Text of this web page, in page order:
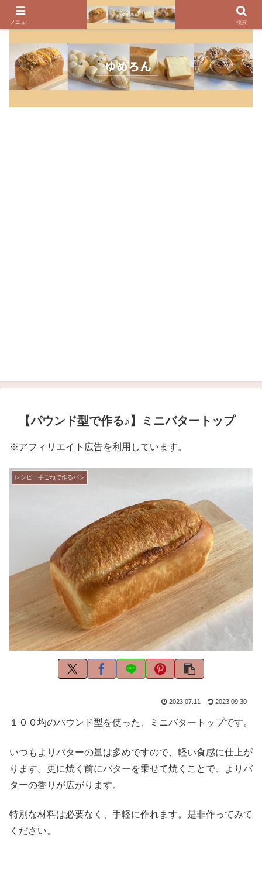
パンのレシピ、パン作りの疑問や美味しく焼けるコツを紹介しています
【パウンド型で作る♪】ミニバタートップ
※アフィリエイト広告を利用しています。
レシピ 手ごねで作るパン
2023.07.11 2023.09.30
１００均のパウンド型を使った、ミニバタートップです。
いつもよりバターの量は多めですので、軽い食感に仕上が
ります。更に焼く前にバターを乗せて焼くことで、よりバ
ターの香りが広がります。
特別な材料は必要なく、手軽に作れます。是非作ってみて
ください。
メニュー 検索